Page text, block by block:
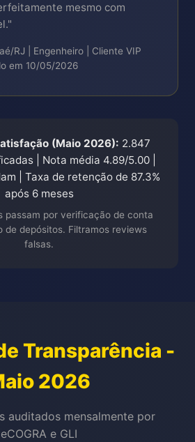
mesmo com
RJ | Engenheiro | Cliente VIP
em 10/05/2026
(Maio 2026): 2.847
| Nota média 4.89/5.00 |
| Taxa de retenção de 87.3%
após 6 meses
passam por verificação de conta
de depósitos. Filtramos reviews
falsas.
Transparência -
2026
auditados mensalmente por
eCOGRA e GLI